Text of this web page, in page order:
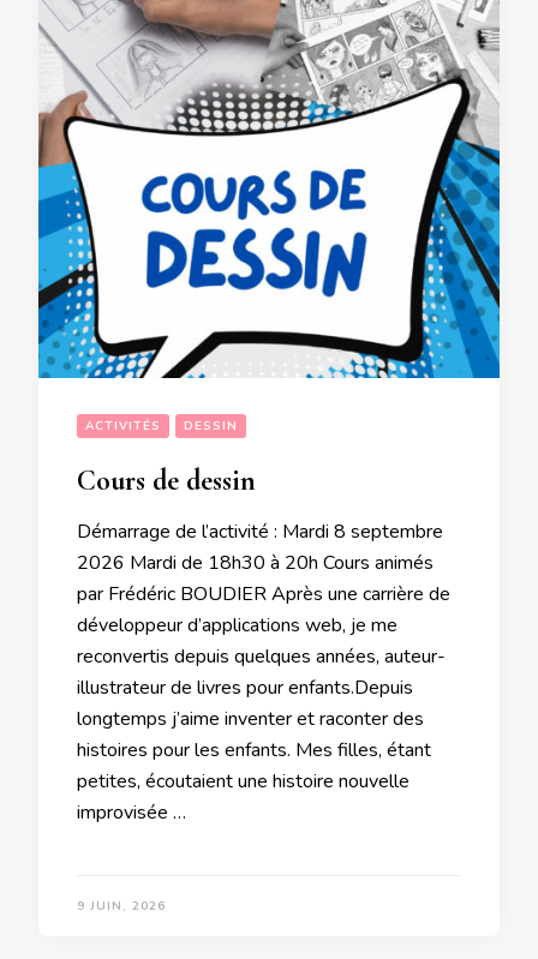
ACTIVITÉS DESSIN
Cours de dessin
Démarrage de l’activité : Mardi 8 septembre
2026 Mardi de 18h30 à 20h Cours animés
par Frédéric BOUDIER Après une carrière de
développeur d’applications web, je me
reconvertis depuis quelques années, auteur-
illustrateur de livres pour enfants.Depuis
longtemps j’aime inventer et raconter des
histoires pour les enfants. Mes filles, étant
petites, écoutaient une histoire nouvelle
improvisée …
9 JUIN, 2026